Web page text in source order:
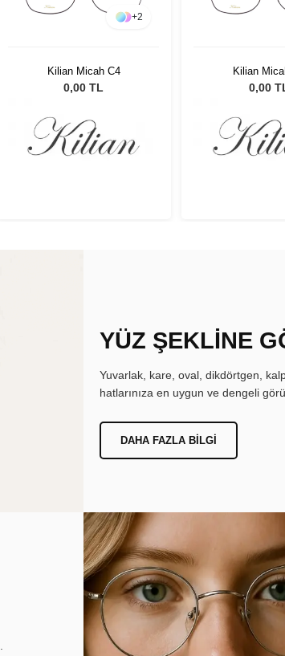
+2
Kilian Micah C4
0,00 TL
Kilian
0,00
YÜZ ŞEKLİNE
Yuvarlak, kare, oval, dikdörtgen,
hatlarınıza en uygun ve dengeli
DAHA FAZLA BILGI